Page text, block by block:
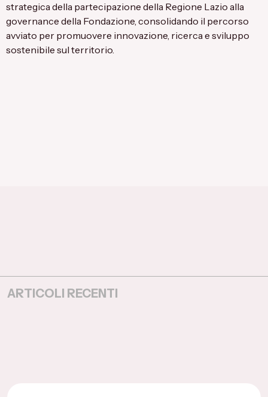
strategica della partecipazione della Regione Lazio alla
governance della Fondazione, consolidando il percorso
avviato per promuovere innovazione, ricerca e sviluppo
sostenibile sul territorio.
ARTICOLI RECENTI